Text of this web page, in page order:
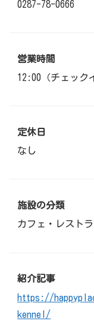
0287-78-0666
営業時間
12:00（チェック
定休日
なし
施設の分類
カフェ・レスト
紹介記事
https://
kennel/